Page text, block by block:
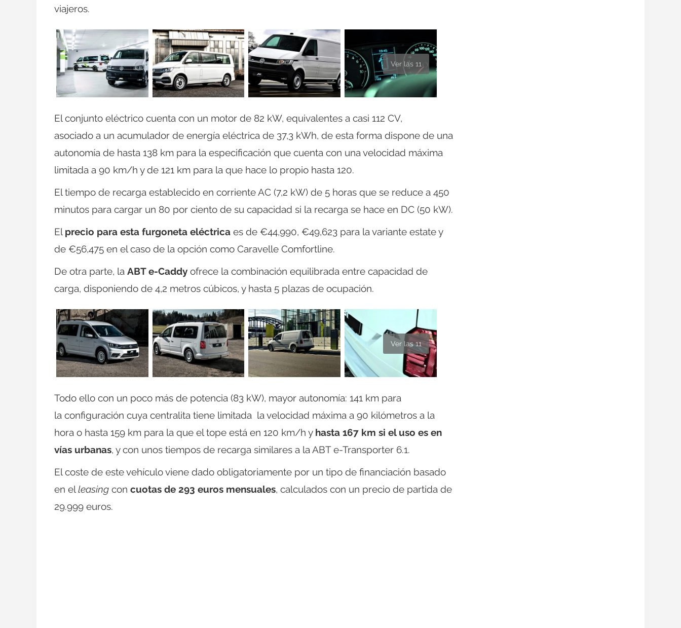
viajeros.
Ver las 11
El conjunto eléctrico cuenta con un motor de 82 kW, equivalentes a casi 112 CV,
asociado a un acumulador de energía eléctrica de 37,3 kWh, de esta forma dispone de una
autonomía de hasta 138 km para la especificación que cuenta con una velocidad máxima
limitada a 90 km/h y de 121 km para la que hace lo propio hasta 120.
El tiempo de recarga establecido en corriente AC (7,2 kW) de 5 horas que se reduce a 450
minutos para cargar un 80 por ciento de su capacidad si la recarga se hace en DC (50 kW).
El precio para esta furgoneta eléctrica es de €44,990, €49,623 para la variante estate y
de €56,475 en el caso de la opción como Caravelle Comfortline.
De otra parte, la ABT e-Caddy ofrece la combinación equilibrada entre capacidad de
carga, disponiendo de 4,2 metros cúbicos, y hasta 5 plazas de ocupación.
Ver las 11
Todo ello con un poco más de potencia (83 kW), mayor autonomía: 141 km para
la configuración cuya centralita tiene limitada la velocidad máxima a 90 kilómetros a la
hora o hasta 159 km para la que el tope está en 120 km/h y hasta 167 km si el uso es en
vías urbanas, y con unos tiempos de recarga similares a la ABT e-Transporter 6.1.
El coste de este vehículo viene dado obligatoriamente por un tipo de financiación basado
en elleasing con cuotas de 293 euros mensuales, calculados con un precio de partida de
29.999 euros.